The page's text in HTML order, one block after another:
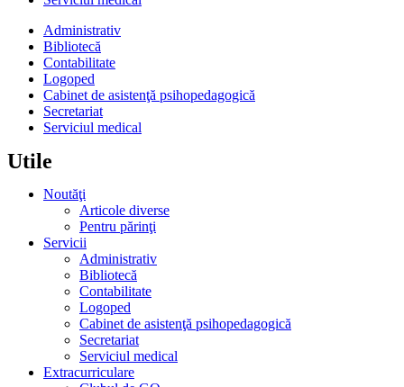
Administrativ
Bibliotecă
Contabilitate
Logoped
Cabinet de asistenţă psihopedagogică
Secretariat
Serviciul medical
Utile
Noutăţi
Articole diverse
Pentru părinţi
Servicii
Administrativ
Bibliotecă
Contabilitate
Logoped
Cabinet de asistenţă psihopedagogică
Secretariat
Serviciul medical
Extracurriculare